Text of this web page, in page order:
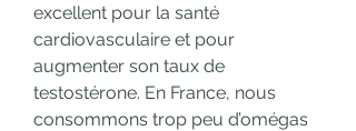
excellent pour la santé
cardiovasculaire et pour
augmenter son taux de
testostérone. En France, nous
consommons trop peu d’omégas